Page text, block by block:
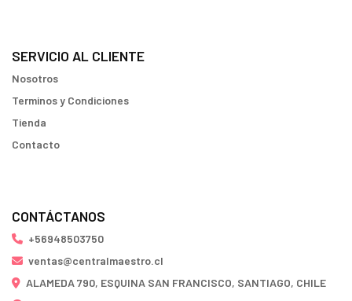
SERVICIO AL CLIENTE
Nosotros
Terminos y Condiciones
Tienda
Contacto
CONTÁCTANOS
+56948503750
ventas@centralmaestro.cl
ALAMEDA 790, ESQUINA SAN FRANCISCO, SANTIAGO, CHILE